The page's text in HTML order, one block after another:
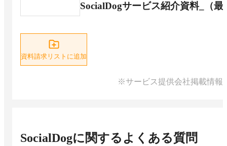
SocialDogサービス紹介資料_（最
資料請求リストに追加
※サービス提供会社掲載情報
SocialDogに関するよくある質問